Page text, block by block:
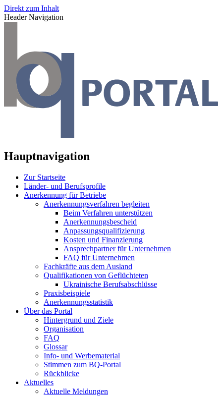
Direkt zum Inhalt
Header Navigation
Hauptnavigation
Zur Startseite
Länder- und Berufsprofile
Anerkennung für Betriebe
Anerkennungsverfahren begleiten
Beim Verfahren unterstützen
Anerkennungsbescheid
Anpassungsqualifizierung
Kosten und Finanzierung
Ansprechpartner für Unternehmen
FAQ für Unternehmen
Fachkräfte aus dem Ausland
Qualifikationen von Geflüchteten
Ukrainische Berufsabschlüsse
Praxisbeispiele
Anerkennungsstatistik
Über das Portal
Hintergrund und Ziele
Organisation
FAQ
Glossar
Info- und Werbematerial
Stimmen zum BQ-Portal
Rückblicke
Aktuelles
Aktuelle Meldungen